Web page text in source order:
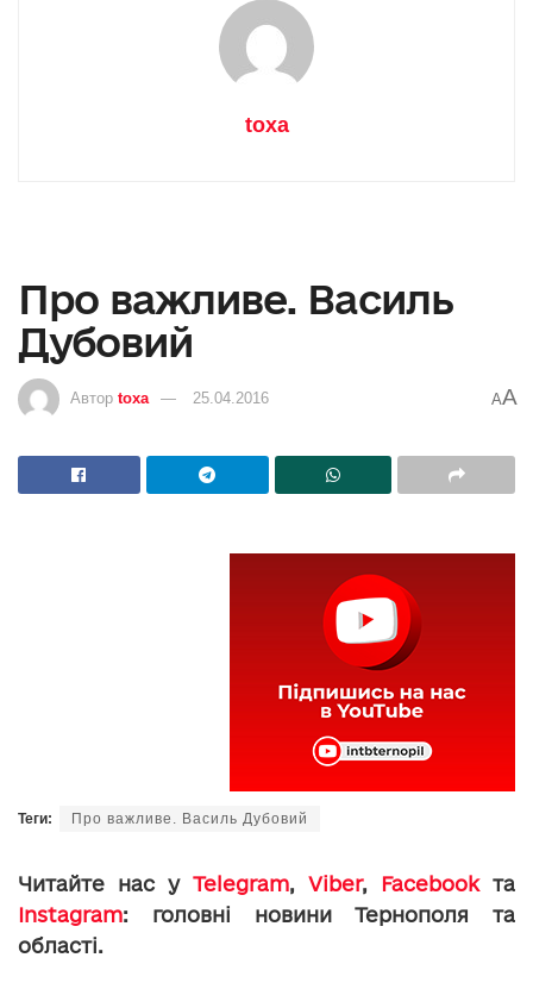
toxa
Про важливе. Василь
Дубовий
Автор toxa 25.04.2016 AA
Теги: Про важливе. Василь Дубовий
Читайте нас у Telegram, Viber, Facebookта
Instagram: головні новини Тернополя та
області.